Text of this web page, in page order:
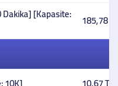
[Kapasite: 185,78 TL